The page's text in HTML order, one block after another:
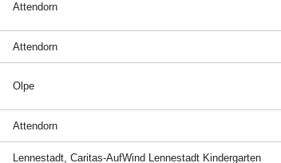
Attendorn
Attendorn
Olpe
Attendorn
Lennestadt, Caritas-AufWind Lennestadt Kindergarten